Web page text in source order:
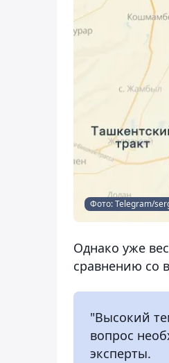
Фото: Telegram/
Однако уже
сравнению со
"Высокий
вопрос
эксперты.